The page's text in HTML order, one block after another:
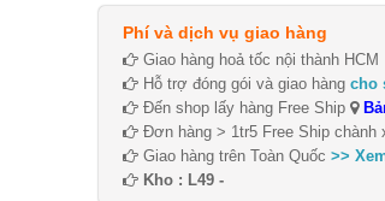
Phí và dịch vụ giao hàng
Giao hàng hoả tốc nội thành HCM
Hỗ trợ đóng gói và giao hàng cho
Đến shop lấy hàng Free Ship
Đơn hàng > 1tr5 Free Ship chành
Giao hàng trên Toàn Quốc >>
Kho : L49 -